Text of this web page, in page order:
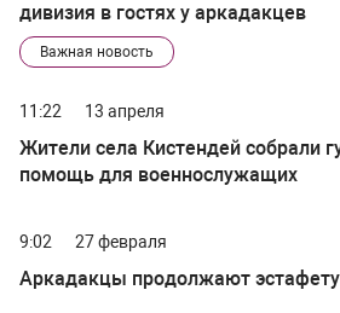
дивизия в гостях у аркадакцев
Важная новость
11:22 13 апреля
Жители села Кистендей собрали
помощь для военнослужащих
9:02 27 февраля
Аркадакцы продолжают